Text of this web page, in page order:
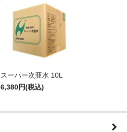
スーパー次亜水 10L
6,380円(税込)